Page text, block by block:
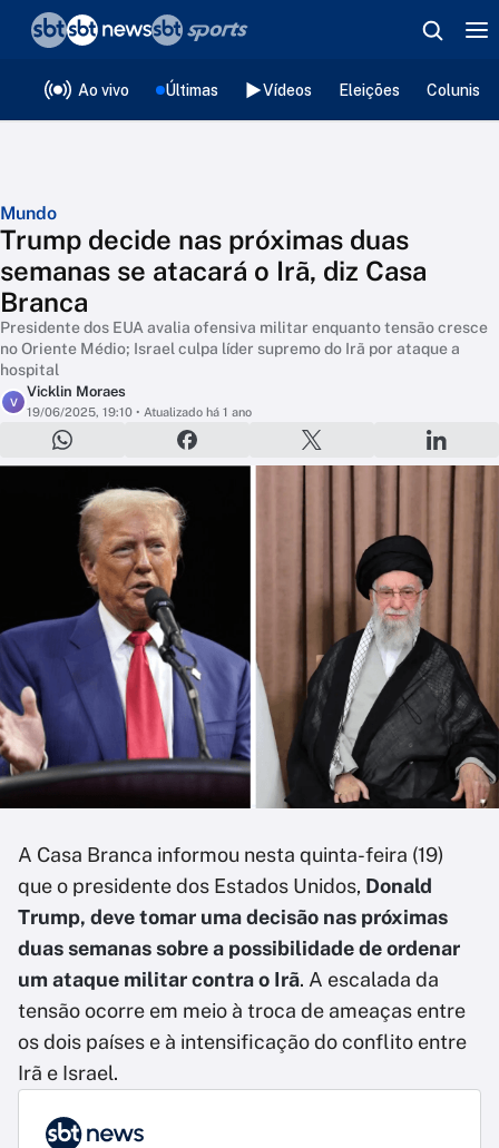
Ao vivo Últimas Vídeos Eleições
Mundo
Trump decide nas próximas duas
semanas se atacará o Irã, diz Casa
Branca
Presidente dos EUA avalia ofensiva militar enquanto tensão cresce
no Oriente Médio; Israel culpa líder supremo do Irã por ataque a
hospital
V
Vicklin Moraes
19/06/2025, 19:10 • Atualizado há 1 ano
A Casa Branca informou nesta quinta-feira (19)
que o presidente dos Estados Unidos, Donald
Trump, deve tomar uma decisão nas próximas
duas semanas sobre a possibilidade de ordenar
um ataque militar contra o Irã. A escalada da
tensão ocorre em meio à troca de ameaças entre
os dois países e à intensificação do conflito entre
Irã e Israel.
❮voltar
Editorias